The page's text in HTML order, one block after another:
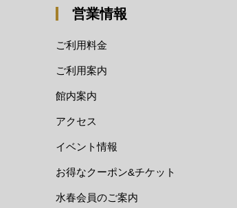
営業情報
ご利用料金
ご利用案内
館内案内
アクセス
イベント情報
お得なクーポン&チケット
水春会員のご案内